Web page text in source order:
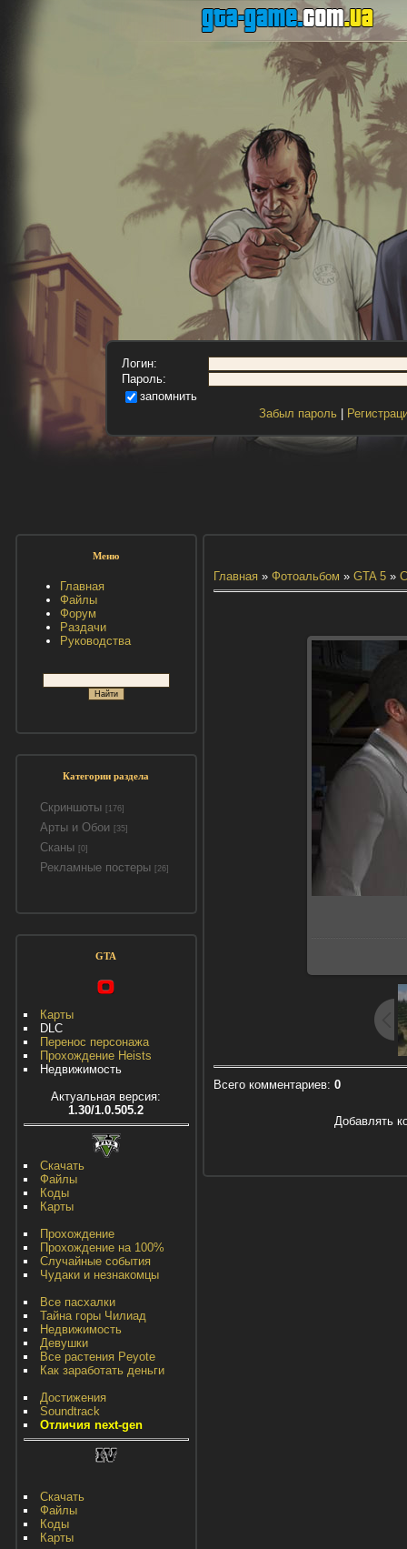
Логин:
Пароль:
запомнить
Забыл пароль|
Меню
Главная
Файлы
Форум
Раздачи
Руководства
Категории раздела
Скриншоты [176]
Арты и Обои [35]
Сканы [0]
Рекламные постеры [26]
GTA
Карты
DLC
Перенос персонажа
Прохождение Heists
Недвижимость
Актуальная версия:
1.30/1.0.505.2
Скачать
Файлы
Коды
Карты
Прохождение
Прохождение на 100%
Случайные события
Чудаки и незнакомцы
Все пасхалки
Тайна горы Чилиад
Недвижимость
Девушки
Все растения Peyote
Как заработать деньги
Достижения
Soundtrack
Отличия next-gen
Скачать
Файлы
Коды
Карты
Главная» Фотоальбом » GTA 5»
Всего комментариев: 0
Добавлять